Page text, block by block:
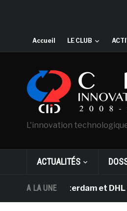
Accueil LE CLUB
L'innovation
ACTUALITÉS
A LA UNE
d’Amsterdam et DHL